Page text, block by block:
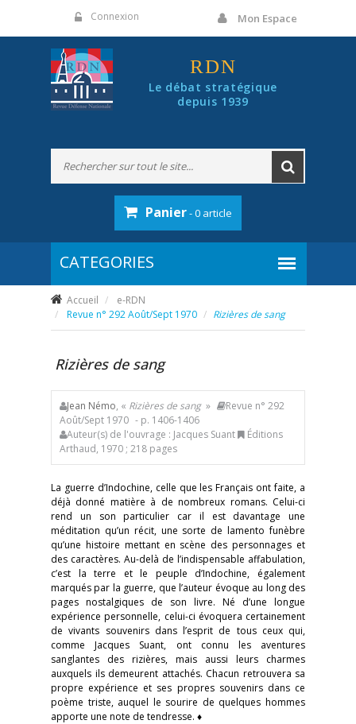
Connexion Mon Espace
RDN
Le débat stratégique
depuis 1939
Panier- 0 article
Accueil
e-RDN
Revue n° 292 Août/Sept 1970
Rizières de sang
Rizières de sang
Jean Némo, « Rizières de sang»
Revue n° 292
Août/Sept 1970 - p. 1406-1406
Auteur(s) de l'ouvrage : Jacques Suant
Éditions
Arthaud, 1970 ; 218 pages
La guerre d’Indochine, celle que les Français ont faite, a
déjà donné matière à de nombreux romans. Celui-ci
rend un son particulier car il est davantage une
méditation qu’un récit, une sorte de lamento funèbre
qu’une histoire mettant en scène des personnages et
des caractères. Au-delà de l’indispensable affabulation,
c’est la terre et le peuple d’Indochine, également
marqués par la guerre, que l’auteur évoque au long des
pages nostalgiques de son livre. Né d’une longue
expérience personnelle, celui-ci évoquera certainement
de vivants souvenirs dans l’esprit de tous ceux qui,
comme Jacques Suant, ont connu les aventures
sanglantes des rizières, mais aussi leurs charmes
auxquels ils demeurent attachés. Chacun retrouvera sa
propre expérience et ses propres souvenirs dans ce
poème triste, auquel le sourire de quelques hommes
apporte une note de tendresse. ♦